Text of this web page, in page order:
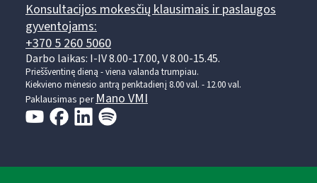
Konsultacijos mokesčių klausimais ir paslaugos
gyventojams:
+370 5 260 5060
Darbo laikas: I-IV 8.00-17.00, V 8.00-15.45.
Prieššventinę dieną - viena valanda trumpiau.
Kiekvieno mėnesio antrą penktadienį 8.00 val. - 12.00 val.
Paklausimas perMano VMI